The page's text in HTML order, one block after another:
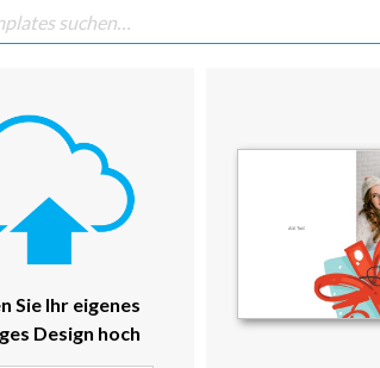
Sie Ihr eigenes
Design hoch